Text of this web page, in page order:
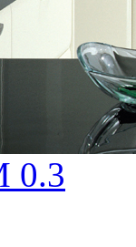
0.3